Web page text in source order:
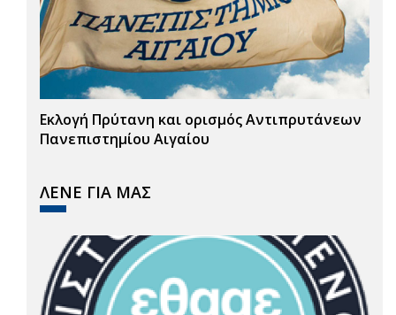
Εκλογή Πρύτανη και ορισμός Αντιπρυτάνεων
Πανεπιστημίου Αιγαίου
ΛΕΝΕ ΓΙΑ ΜΑΣ